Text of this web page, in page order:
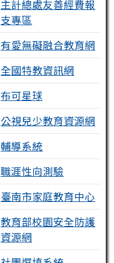
主計總處友善經費報
支專區
有愛無礙融合教育網
全國特教資訊網
布可星球
公視兒少教育資源網
輔導系統
職涯性向測驗
臺南市家庭教育中心
教育部校園安全防護
資源網